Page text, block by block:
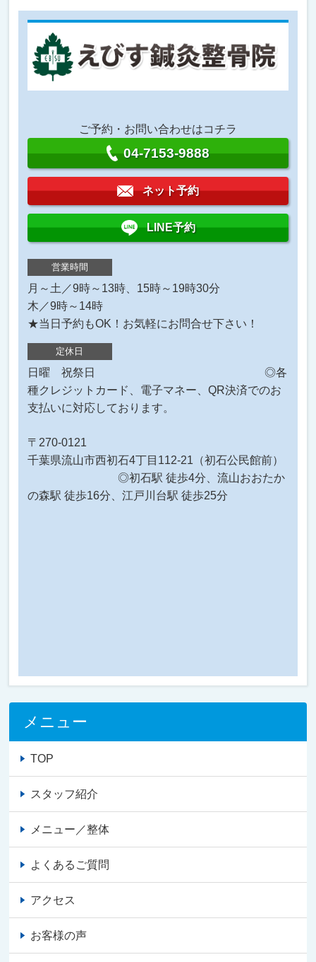
ご予約・お問い合わせはコチラ
04-7153-9888
ネット予約
LINE予約
営業時間
月～土／9時～13時、15時～19時30分
木／9時～14時
★当日予約もOK！お気軽にお問合せ下さい！
定休日
日曜 祝祭日 ◎各
種クレジットカード、電子マネー、QR決済でのお
支払いに対応しております。
〒270-0121
千葉県流山市西初石4丁目112-21（初石公民館前）
◎初石駅 徒歩4分、流山おおたか
の森駅 徒歩16分、江戸川台駅 徒歩25分
メニュー
TOP
スタッフ紹介
メニュー／整体
よくあるご質問
アクセス
お客様の声